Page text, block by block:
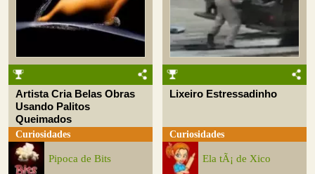
Artista Cria Belas Obras
Usando Palitos
Queimados
Curiosidades
Pipoca de Bits
Lixeiro Estressadinho
Curiosidades
Ela tÃ¡ de Xico